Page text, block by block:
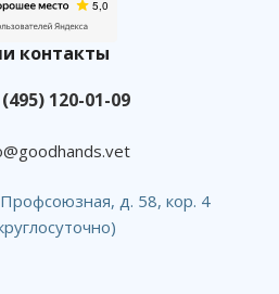
контакты
120-01-09
Профсоюзная, д. 58, кор. 4